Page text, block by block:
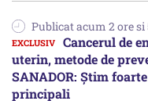
Publicat acum 2 ore
Cancerul de
uterin, metode de
SANADOR: Știm
principali